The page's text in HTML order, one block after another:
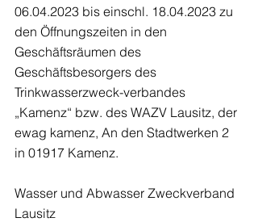
06.04.2023 bis einschl. 18.04.2023 zu
den Öffnungszeiten in den
Geschäftsräumen des
Geschäftsbesorgers des
Trinkwasserzweck-verbandes
„Kamenz“ bzw. des WAZV Lausitz, der
ewag kamenz, An den Stadtwerken 2
in 01917 Kamenz.
Wasser und Abwasser Zweckverband
Lausitz